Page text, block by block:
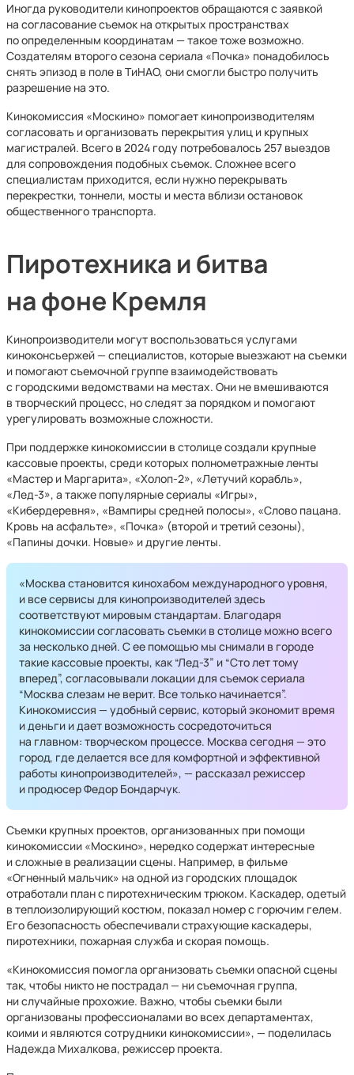
Иногда руководители кинопроектов обращаются с заявкой
на согласование съемок на открытых пространствах
по определенным координатам — такое тоже возможно.
Создателям второго сезона сериала «Почка» понадобилось
снять эпизод в поле в ТиНАО, они смогли быстро получить
разрешение на это.
Кинокомиссия «Москино» помогает кинопроизводителям
согласовать и организовать перекрытия улиц и крупных
магистралей. Всего в 2024 году потребовалось 257 выездов
для сопровождения подобных съемок. Сложнее всего
специалистам приходится, если нужно перекрывать
перекрестки, тоннели, мосты и места вблизи остановок
общественного транспорта.
Пиротехника и битва
на фоне Кремля
Кинопроизводители могут воспользоваться услугами
киноконсьержей — специалистов, которые выезжают на съемки
и помогают съемочной группе взаимодействовать
с городскими ведомствами на местах. Они не вмешиваются
в творческий процесс, но следят за порядком и помогают
урегулировать возможные сложности.
При поддержке кинокомиссии в столице создали крупные
кассовые проекты, среди которых полнометражные ленты
«Мастер и Маргарита», «Холоп-2», «Летучий корабль»,
«Лед-3», а также популярные сериалы «Игры»,
«Кибердеревня», «Вампиры средней полосы», «Слово пацана.
Кровь на асфальте», «Почка» (второй и третий сезоны),
«Папины дочки. Новые» и другие ленты.
«Москва становится кинохабом международного уровня,
и все сервисы для кинопроизводителей здесь
соответствуют мировым стандартам. Благодаря
кинокомиссии согласовать съемки в столице можно всего
за несколько дней. С ее помощью мы снимали в городе
такие кассовые проекты, как “Лед-3” и “Сто лет тому
вперед”, согласовывали локации для съемок сериала
“Москва слезам не верит. Все только начинается”.
Кинокомиссия — удобный сервис, который экономит время
и деньги и дает возможность сосредоточиться
на главном: творческом процессе. Москва сегодня — это
город, где делается все для комфортной и эффективной
работы кинопроизводителей», — рассказал режиссер
и продюсер Федор Бондарчук.
Съемки крупных проектов, организованных при помощи
кинокомиссии «Москино», нередко содержат интересные
и сложные в реализации сцены. Например, в фильме
«Огненный мальчик» на одной из городских площадок
отработали план с пиротехническим трюком. Каскадер, одетый
в теплоизолирующий костюм, показал номер с горючим гелем.
Его безопасность обеспечивали страхующие каскадеры,
пиротехники, пожарная служба и скорая помощь.
«Кинокомиссия помогла организовать съемки опасной сцены
так, чтобы никто не пострадал — ни съемочная группа,
ни случайные прохожие. Важно, чтобы съемки были
организованы профессионалами во всех департаментах,
коими и являются сотрудники кинокомиссии», — поделилась
Надежда Михалкова, режиссер проекта.